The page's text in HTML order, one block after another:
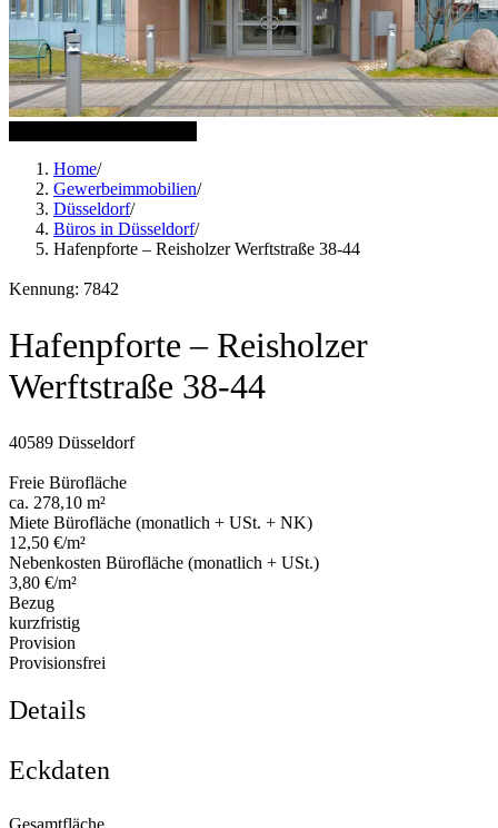
Home/
Gewerbeimmobilien/
Düsseldorf/
Büros in Düsseldorf/
Hafenpforte – Reisholzer Werftstraße 38-44
Kennung: 7842
Hafenpforte – Reisholzer
Werftstraße 38-44
40589 Düsseldorf
Freie Bürofläche
ca. 278,10 m²
Miete Bürofläche (monatlich + USt. + NK)
12,50 €/m²
Nebenkosten Bürofläche (monatlich + USt.)
3,80 €/m²
Bezug
kurzfristig
Provision
Provisionsfrei
Details
Eckdaten